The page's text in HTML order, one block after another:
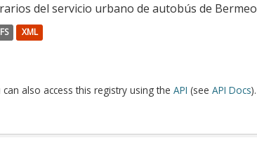
del servicio urbano de autobús de Bermeo
XML
can also access this registry using the API (see API Docs).